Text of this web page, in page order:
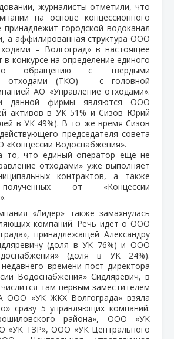
журналисты отметили, что
на основе концессионного
городской водоканал
а аффилированная структура ООО
– Волгоград» в настоящее
в конкурсе на определение единого
обращению с твердыми
отходами (ТКО) – с головной
АО «Управление отходами».
данной фирмы являются ООО
активов в УК 51% и Сизов Юрий
в УК 49%). В то же время Сизов
председателя совета
«Концессии Водоснабжения».
то, что единый оператор еще не
отходами» уже выполняет
контрактов, а также
от «Концессии
«Лидер» также замахнулась
компаний. Речь идет о ООО
принадлежащей Александру
(доля в УК 76%) и ООО
(доля в УК 24%).
времени пост директора
Водоснабжения» Сидляревич, в
там первым заместителем
ООО «УК ЖКХ Волгограда» взяла
сразу 5 управляющих компаний:
района», ООО «УК
«УК ТЗР», ООО «УК Центрального